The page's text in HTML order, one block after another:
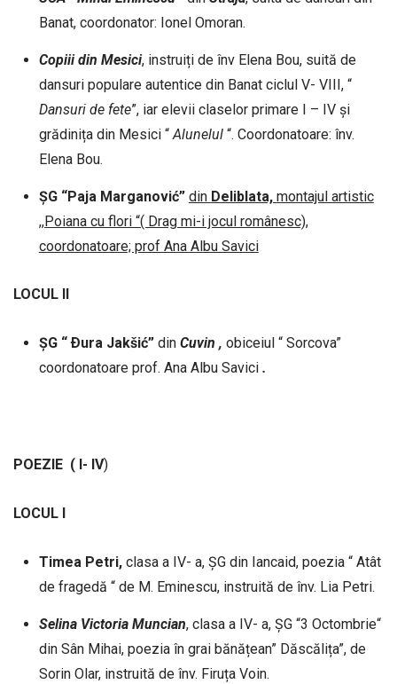
Banat, coordonator: Ionel Omoran.
Copiii din Mesici, instruiți de înv Elena Bou, suită de
dansuri populare autentice din Banat ciclul V- VIII, “
Dansuri de fete”, iar elevii claselor primare I – IV și
grădinița din Mesici “Alunelul“. Coordonatoare: înv.
Elena Bou.
ŞG “Paja Marganović” din Deliblata, montajul artistic
,,Poiana cu flori “( Drag mi-i jocul românesc),
coordonatoare; prof Ana Albu Savici
LOCUL II
ȘG “ Ðura Jakšić” din Cuvin , obiceiul “ Sorcova”
coordonatoare prof. Ana Albu Savici.
POEZIE ( I- IV)
LOCUL I
Timea Petri, clasa a IV- a, ȘG din Iancaid, poezia “ Atât
de fragedă “ de M. Eminescu, instruită de înv. Lia Petri.
Selina Victoria Muncian, clasa a IV- a, ȘG “3 Octombrie“
din Sân Mihai, poezia în grai bănățean” Dăscălița”, de
Sorin Olar, instruită de înv. Firuța Voin.